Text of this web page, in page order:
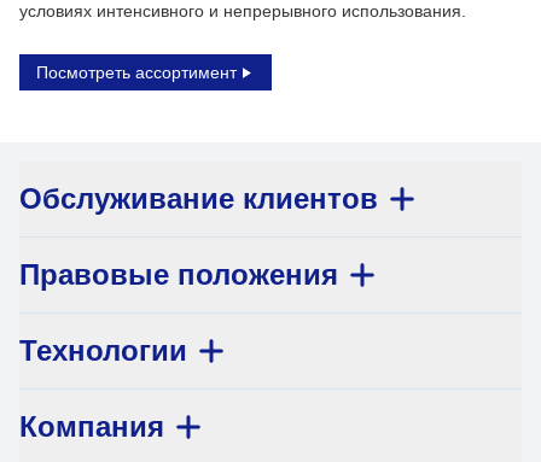
условиях интенсивного и непрерывного использования.
Посмотреть ассортимент
Обслуживание клиентов
Правовые положения
Технологии
Компания